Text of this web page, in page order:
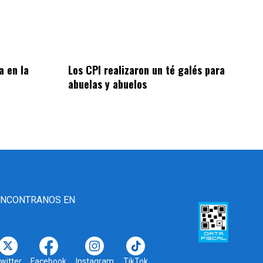
en la
Los CPI realizaron un té galés para
abuelas y abuelos
EN
Facebook Instagram TikTok